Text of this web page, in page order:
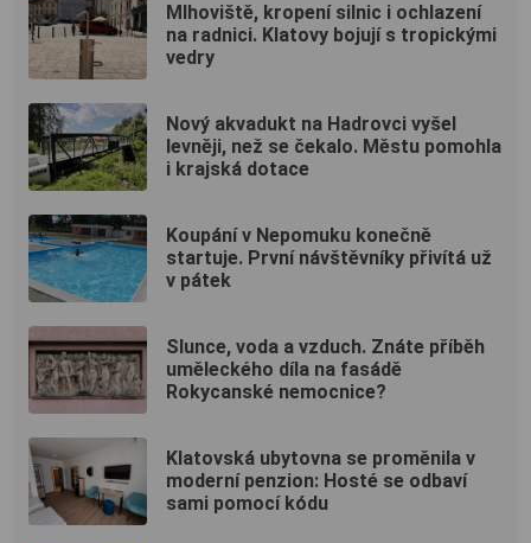
Mlhoviště, kropení silnic i ochlazení
na radnici. Klatovy bojují s tropickými
vedry
Nový akvadukt na Hadrovci vyšel
levněji, než se čekalo. Městu pomohla
i krajská dotace
Koupání v Nepomuku konečně
startuje. První návštěvníky přivítá už
v pátek
Slunce, voda a vzduch. Znáte příběh
uměleckého díla na fasádě
Rokycanské nemocnice?
Klatovská ubytovna se proměnila v
moderní penzion: Hosté se odbaví
sami pomocí kódu